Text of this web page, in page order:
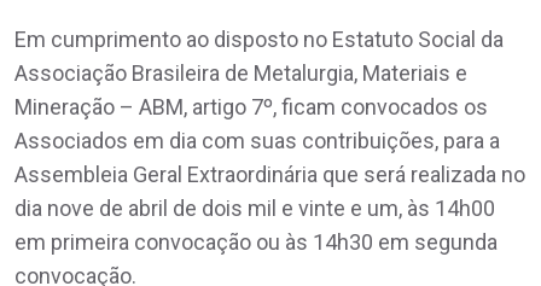
Em cumprimento ao disposto no Estatuto Social da
Associação Brasileira de Metalurgia, Materiais e
Mineração – ABM, artigo 7º, ficam convocados os
Associados em dia com suas contribuições, para a
Assembleia Geral Extraordinária que será realizada no
dia nove de abril de dois mil e vinte e um, às 14h00
em primeira convocação ou às 14h30 em segunda
convocação.